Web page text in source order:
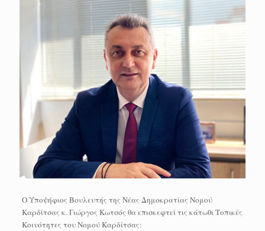
Ο Υποψήφιος Βουλευτής της Νέας Δημοκρατίας Νομού
Καρδίτσας κ. Γιώργος Κωτσός θα επισκεφτεί τις κάτωθι Τοπικές
Κοινότητες του Νομού Καρδίτσας: